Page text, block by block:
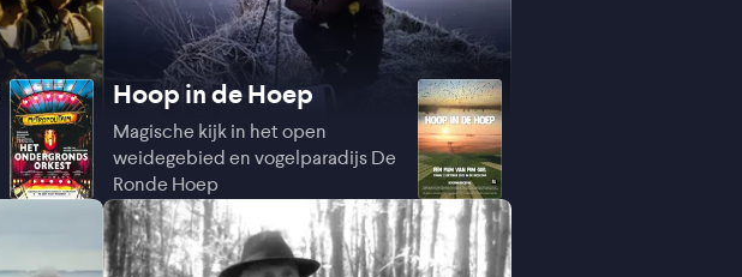
Hoop in de Hoep
Magische kijk in het open
weidegebied en vogelparadijs De
Ronde Hoep